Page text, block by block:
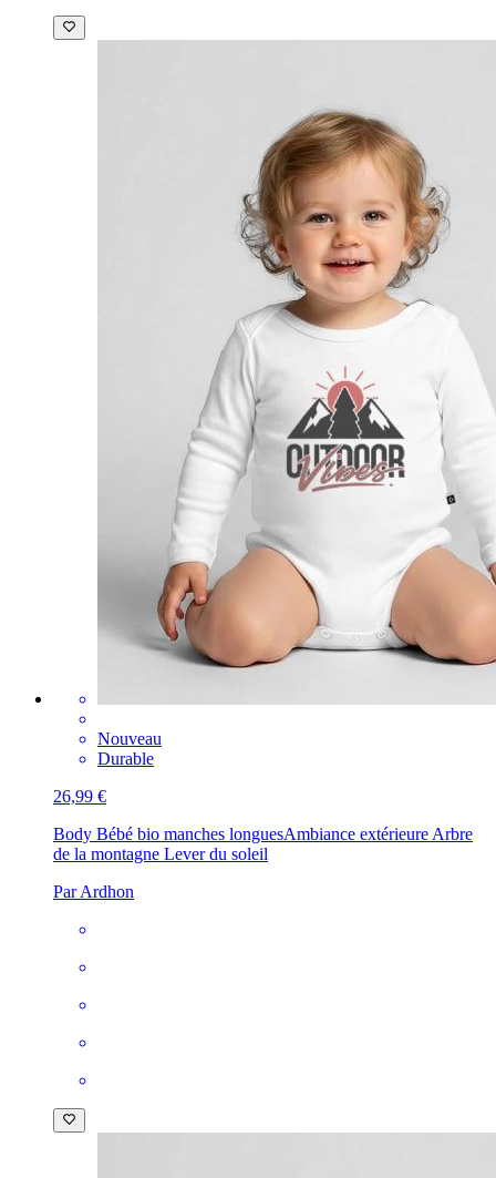
Nouveau
Durable
26,99 €
Body Bébé bio manches longuesAmbiance extérieure Arbre
de la montagne Lever du soleil
Par Ardhon